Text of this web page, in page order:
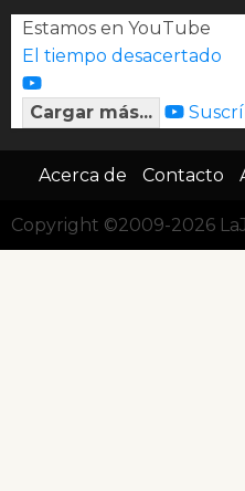
Estamos en YouTube
El tiempo desacertado
Cargar más...
Acerca de Contacto
Copyright ©2009-2026